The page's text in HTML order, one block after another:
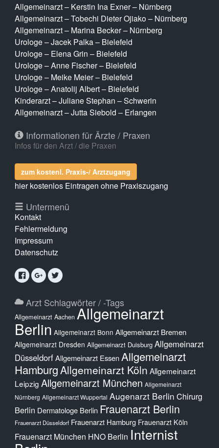
Allgemeinarzt – Kerstin Ina Exner – Nürnberg
Allgemeinarzt – Tobechi Dieter Ojiako – Nürnberg
Allgemeinarzt – Marina Becker – Nürnberg
Urologe – Jacek Palka – Bielefeld
Urologe – Elena Grin – Bielefeld
Urologe – Anne Fischer – Bielefeld
Urologe – Meike Meier – Bielefeld
Urologe – Anatolij Albert – Bielefeld
Kinderarzt – Juliane Stephan – Schwerin
Allgemeinarzt – Jutta Siebold – Erlangen
Informationen für Ärzte / Praxen
Infos für den Arzt / die Praxen
zum kostenl. Praxis-/ Arztzugang
hier kostenlos Eintragen ohne Praxiszugang
Untermenü
Kontakt
Fehlermeldung
Impressum
Datenschutz
Arzt Schlagwörter / -Tags
Allgemeinarzt Aachen Allgemeinarzt
Berlin Allgemeinarzt Bonn Allgemeinarzt Bremen
Allgemeinarzt Dresden Allgemeinarzt Duisburg Allgemeinarzt
DüsseldorfAllgemeinarzt Essen Allgemeinarzt
HamburgAllgemeinarzt Köln Allgemeinarzt
Leipzig Allgemeinarzt München Allgemeinarzt
Nürnberg Allgemeinarzt Wuppertal Augenarzt Berlin Chirurg
Berlin Dermatologe Berlin Frauenarzt Berlin
Frauenarzt Düsseldorf Frauenarzt Hamburg Frauenarzt Köln
Frauenarzt München HNO Berlin Internist